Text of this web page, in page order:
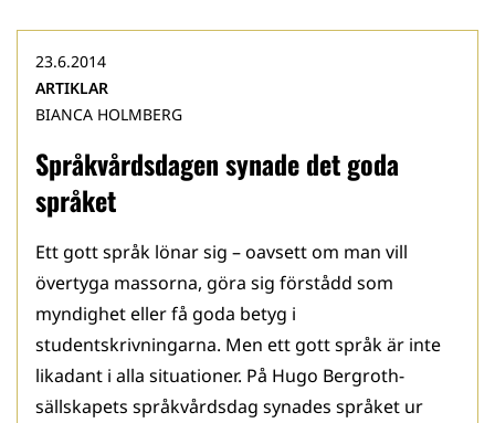
Språkvårdsdagen synade det goda
språket
23.6.2014
ARTIKLAR
BIANCA HOLMBERG
Ett gott språk lönar sig – oavsett om man vill
övertyga massorna, göra sig förstådd som
myndighet eller få goda betyg i
studentskrivningarna. Men ett gott språk är inte
likadant i alla situationer. På Hugo Bergroth-
sällskapets språkvårdsdag synades språket ur